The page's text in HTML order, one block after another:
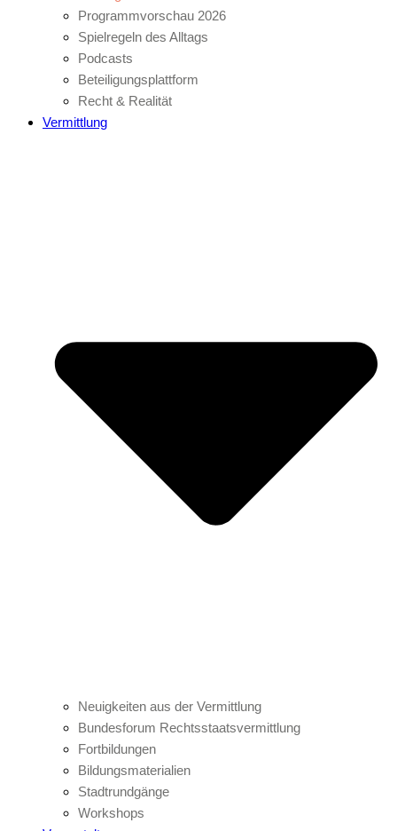
Programmvorschau 2026
Spielregeln des Alltags
Podcasts
Beteiligungsplattform
Recht & Realität
Vermittlung
Neuigkeiten aus der Vermittlung
Bundesforum Rechtsstaatsvermittlung
Fortbildungen
Bildungsmaterialien
Stadtrundgänge
Workshops